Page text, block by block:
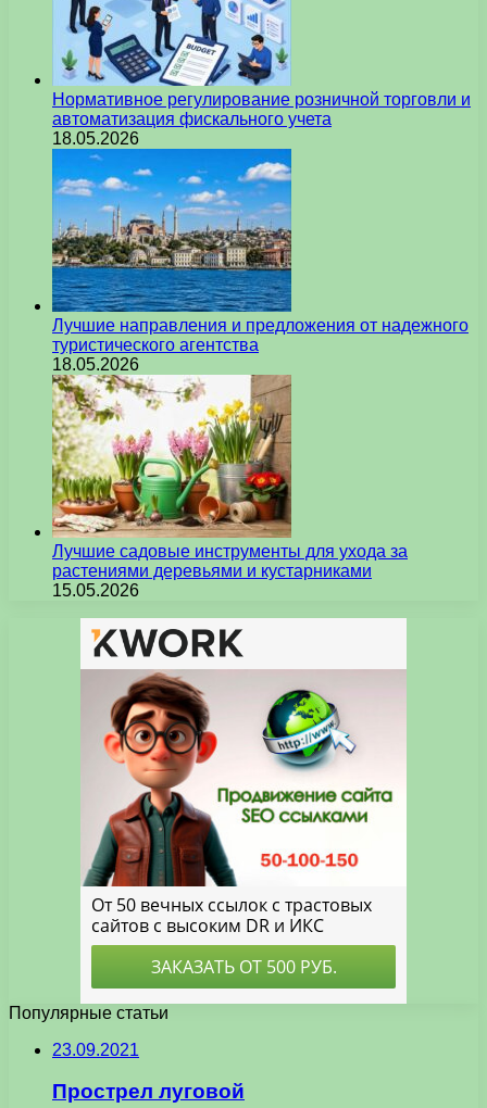
Нормативное регулирование розничной торговли и
автоматизация фискального учета
18.05.2026
Лучшие направления и предложения от надежного
туристического агентства
18.05.2026
Лучшие садовые инструменты для ухода за
растениями деревьями и кустарниками
15.05.2026
Популярные статьи
23.09.2021
Прострел луговой